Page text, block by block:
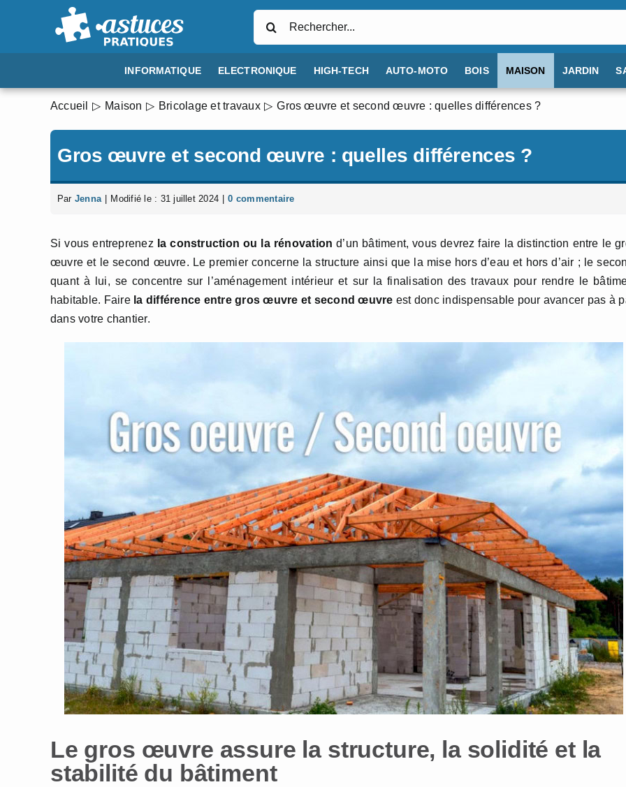
INFORMATIQUE ELECTRONIQUE HIGH-TECH AUTO-MOTO BOIS MAISON JARDIN
Accueil Maison Bricolage et travaux Gros œuvre et second œuvre : quelles différences ?
Gros œuvre et second œuvre : quelles différences ?
Par Jenna Modifié le : 31 juillet 2024 0 commentaire
Si vous entreprenez la construction ou la rénovation d’un bâtiment, vous devrez faire la distinction entre le
œuvre et le second œuvre. Le premier concerne la structure ainsi que la mise hors d’eau et hors d’air ; le
quant à lui, se concentre sur l’aménagement intérieur et sur la finalisation des travaux pour rendre le
habitable. Faire la différence entre gros œuvre et second œuvre est donc indispensable pour avancer pas à
dans votre chantier.
Le gros œuvre assure la structure, la solidité et la
stabilité du bâtiment